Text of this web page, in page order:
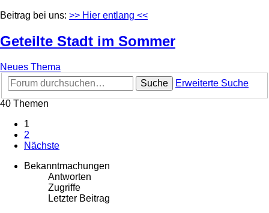
Beitrag bei uns: >> Hier entlang <<
Geteilte Stadt im Sommer
Neues Thema
Suche
Erweiterte Suche
40 Themen
1
2
Nächste
Bekanntmachungen
Antworten
Zugriffe
Letzter Beitrag